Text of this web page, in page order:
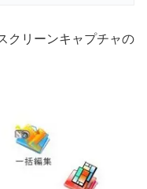
クリーンキャプチャの